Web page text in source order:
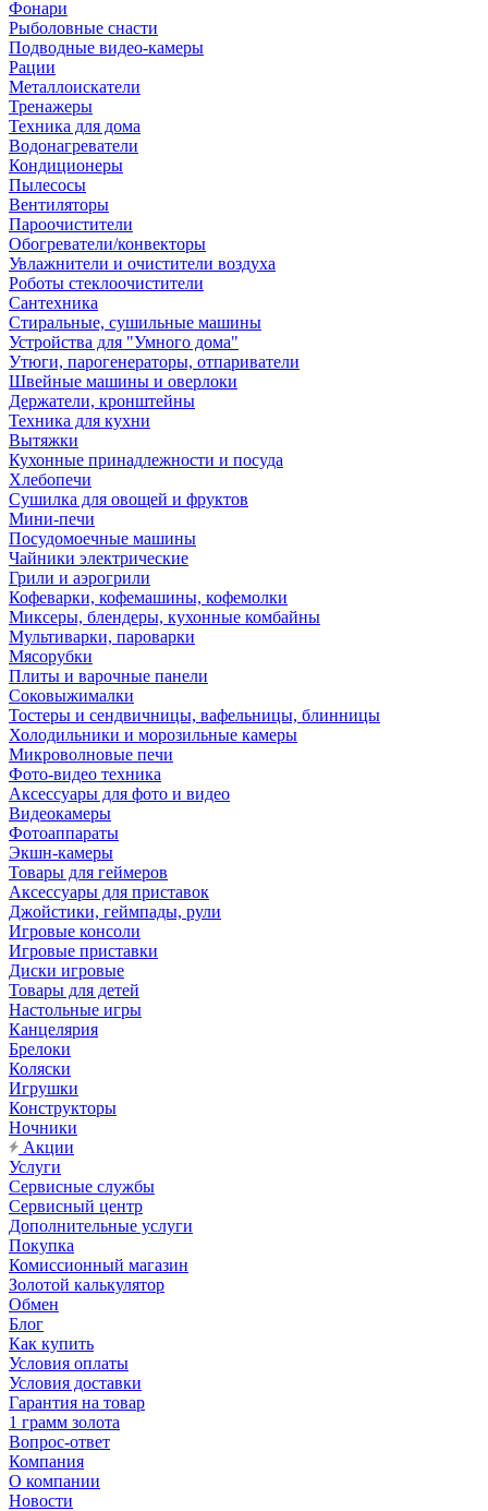
Фонари
Рыболовные снасти
Подводные видео-камеры
Рации
Металлоискатели
Тренажеры
Техника для дома
Водонагреватели
Кондиционеры
Пылесосы
Вентиляторы
Пароочистители
Обогреватели/конвекторы
Увлажнители и очистители воздуха
Роботы стеклоочистители
Сантехника
Стиральные, сушильные машины
Устройства для "Умного дома"
Утюги, парогенераторы, отпариватели
Швейные машины и оверлоки
Держатели, кронштейны
Техника для кухни
Вытяжки
Кухонные принадлежности и посуда
Хлебопечи
Сушилка для овощей и фруктов
Мини-печи
Посудомоечные машины
Чайники электрические
Грили и аэрогрили
Кофеварки, кофемашины, кофемолки
Миксеры, блендеры, кухонные комбайны
Мультиварки, пароварки
Мясорубки
Плиты и варочные панели
Соковыжималки
Тостеры и сендвичницы, вафельницы, блинницы
Холодильники и морозильные камеры
Микроволновые печи
Фото-видео техника
Аксессуары для фото и видео
Видеокамеры
Фотоаппараты
Экшн-камеры
Товары для геймеров
Аксессуары для приставок
Джойстики, геймпады, рули
Игровые консоли
Игровые приставки
Диски игровые
Товары для детей
Настольные игры
Канцелярия
Брелоки
Коляски
Игрушки
Конструкторы
Ночники
Акции
Услуги
Сервисные службы
Сервисный центр
Дополнительные услуги
Покупка
Комиссионный магазин
Золотой калькулятор
Обмен
Блог
Как купить
Условия оплаты
Условия доставки
Гарантия на товар
1 грамм золота
Вопрос-ответ
Компания
О компании
Новости